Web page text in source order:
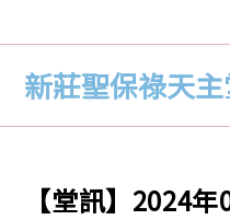
新莊聖保祿天
【堂訊】2024年